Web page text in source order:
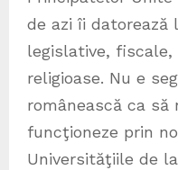
de azi îi datorează
legislative,
religioase. Nu e
românească ca
funcţioneze prin
Universităţiile de